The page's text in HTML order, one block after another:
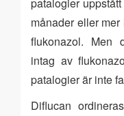
månader eller
flukonazol. Men
intag av
patalogier är inte
Diflucan